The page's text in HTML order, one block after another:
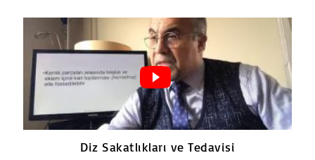
Diz Sakatlıkları ve Tedavisi